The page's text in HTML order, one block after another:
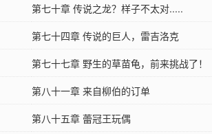
第七十章 传说之龙？样子不太对.....
第七十四章 传说的巨人，雷吉洛克
（6000）
第七十七章 野生的草苗龟，前来挑战了！
（求首订，今日十更）
第八十一章 来自柳伯的订单
第八十五章 蕾冠王玩偶